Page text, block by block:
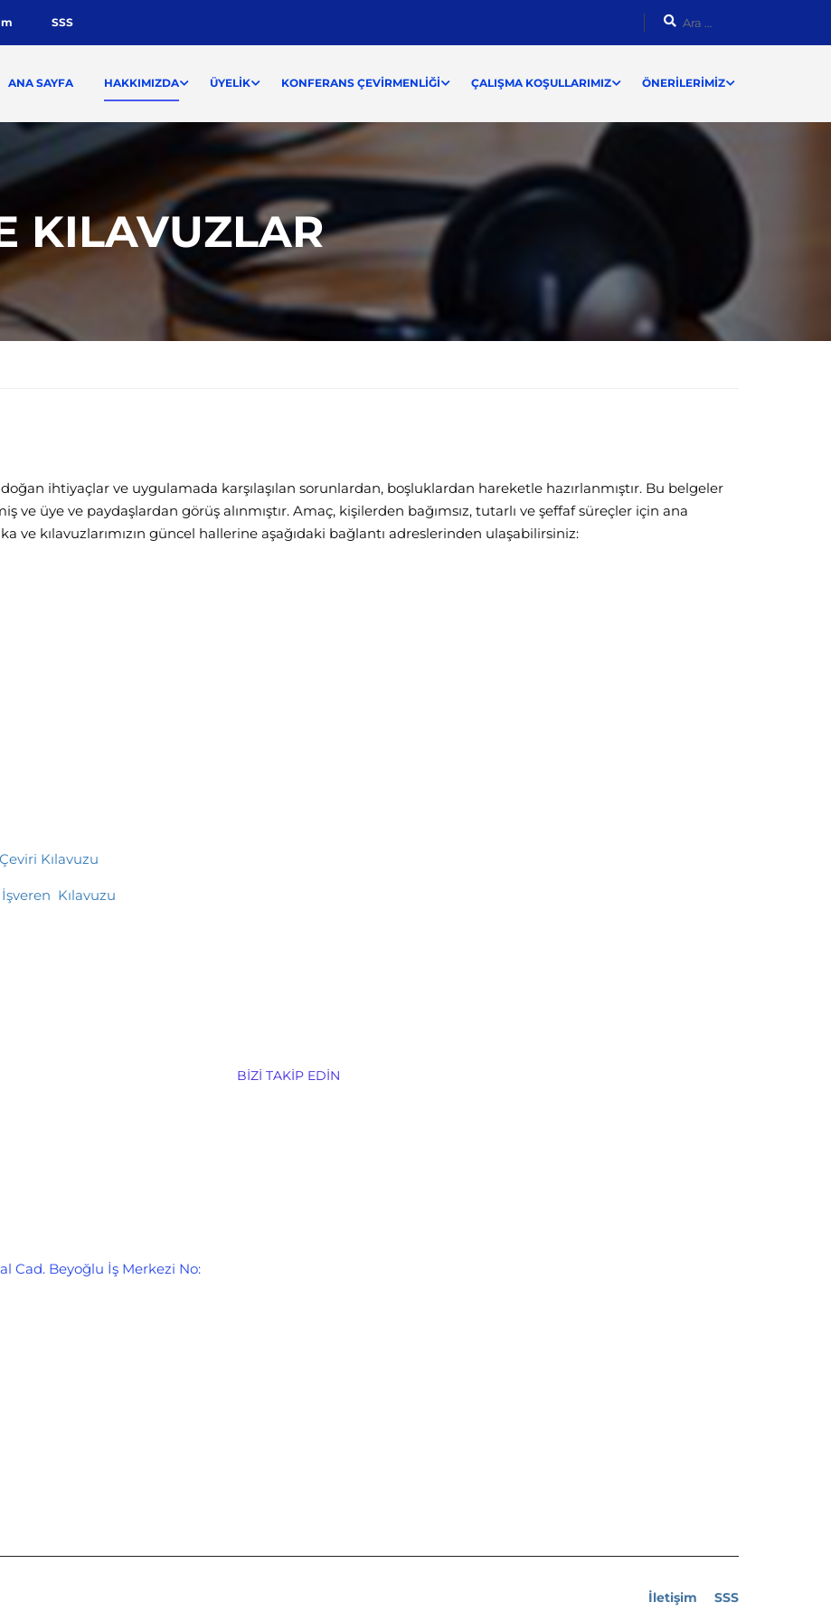
SSS
ANA SAYFA HAKKIMIZDA ÜYELIK KONFERANS ÇEVIRMENLIĞI ÇALIŞMA KOŞULLARIMIZ ÖNERILERIMIZ
KILAVUZLAR
ihtiyaçlar ve uygulamada karşılaşılan sorunlardan, boşluklardan hareketle hazırlanmıştır. Bu belgeler
ve üye ve paydaşlardan görüş alınmıştır. Amaç, kişilerden bağımsız, tutarlı ve şeffaf süreçler için ana
ve kılavuzlarımızın güncel hallerine aşağıdaki bağlantı adreslerinden ulaşabilirsiniz:
Kılavuzu
Kılavuzu
Cad. Beyoğlu İş Merkezi No:
BIZI TAKIP EDIN
İletişim SSS